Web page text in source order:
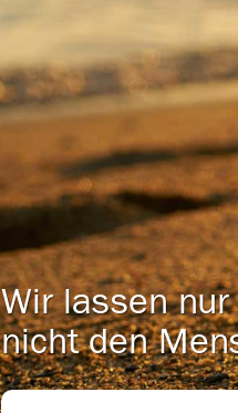
Wir lassen
nicht den